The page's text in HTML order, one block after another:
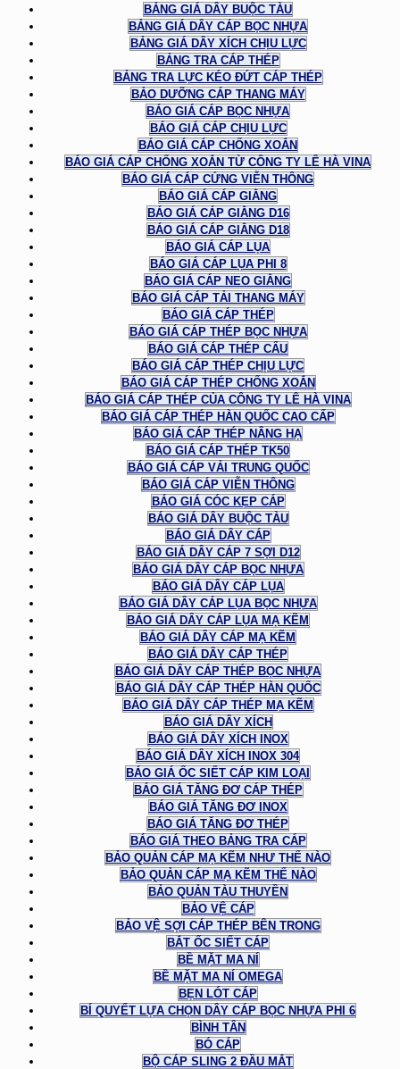
BẢNG GIÁ DÂY BUỘC TÀU
BẢNG GIÁ DÂY CÁP BỌC NHỰA
BẢNG GIÁ DÂY XÍCH CHỊU LỰC
BẢNG TRA CÁP THÉP
BẢNG TRA LỰC KÉO ĐỨT CÁP THÉP
BẢO DƯỠNG CÁP THANG MÁY
BÁO GIÁ CÁP BỌC NHỰA
BÁO GIÁ CÁP CHỊU LỰC
BÁO GIÁ CÁP CHỐNG XOẮN
BÁO GIÁ CÁP CHỐNG XOẮN TỪ CÔNG TY LÊ HÀ VINA
BÁO GIÁ CÁP CỨNG VIỄN THÔNG
BÁO GIÁ CÁP GIẰNG
BÁO GIÁ CÁP GIẰNG D16
BÁO GIÁ CÁP GIẰNG D18
BÁO GIÁ CÁP LỤA
BÁO GIÁ CÁP LỤA PHI 8
BÁO GIÁ CÁP NEO GIẰNG
BÁO GIÁ CÁP TẢI THANG MÁY
BÁO GIÁ CÁP THÉP
BÁO GIÁ CÁP THÉP BỌC NHỰA
BÁO GIÁ CÁP THÉP CẨU
BÁO GIÁ CÁP THÉP CHỊU LỰC
BÁO GIÁ CÁP THÉP CHỐNG XOẮN
BÁO GIÁ CÁP THÉP CỦA CÔNG TY LÊ HÀ VINA
BÁO GIÁ CÁP THÉP HÀN QUỐC CAO CẤP
BÁO GIÁ CÁP THÉP NÂNG HẠ
BÁO GIÁ CÁP THÉP TK50
BÁO GIÁ CÁP VẢI TRUNG QUỐC
BÁO GIÁ CÁP VIỄN THÔNG
BÁO GIÁ CÓC KẸP CÁP
BÁO GIÁ DÂY BUỘC TÀU
BÁO GIÁ DÂY CÁP
BÁO GIÁ DÂY CÁP 7 SỢI D12
BÁO GIÁ DÂY CÁP BỌC NHỰA
BÁO GIÁ DÂY CÁP LỤA
BÁO GIÁ DÂY CÁP LỤA BỌC NHỰA
BÁO GIÁ DÂY CÁP LỤA MẠ KẼM
BÁO GIÁ DÂY CÁP MẠ KẼM
BÁO GIÁ DÂY CÁP THÉP
BÁO GIÁ DÂY CÁP THÉP BỌC NHỰA
BÁO GIÁ DÂY CÁP THÉP HÀN QUỐC
BÁO GIÁ DÂY CÁP THÉP MẠ KẼM
BÁO GIÁ DÂY XÍCH
BÁO GIÁ DÂY XÍCH INOX
BÁO GIÁ DÂY XÍCH INOX 304
BÁO GIÁ ỐC SIẾT CÁP KIM LOẠI
BÁO GIÁ TĂNG ĐƠ CÁP THÉP
BÁO GIÁ TĂNG ĐƠ INOX
BÁO GIÁ TĂNG ĐƠ THÉP
BÁO GIÁ THEO BẢNG TRA CÁP
BẢO QUẢN CÁP MẠ KẼM NHƯ THẾ NÀO
BẢO QUẢN CÁP MẠ KẼM THẾ NÀO
BẢO QUẢN TÀU THUYỀN
BẢO VỆ CÁP
BẢO VỆ SỢI CÁP THÉP BÊN TRONG
BẮT ỐC SIẾT CÁP
BỀ MẶT MA NÍ
BỀ MẶT MA NÍ OMEGA
BẸN LÓT CÁP
BÍ QUYẾT LỰA CHỌN DÂY CÁP BỌC NHỰA PHI 6
BÌNH TÂN
BÓ CÁP
BỘ CÁP SLING 2 ĐẦU MẮT